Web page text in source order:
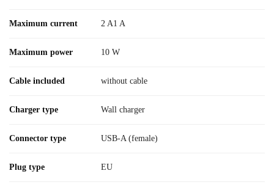
Maximum current 2 A1 A
Maximum power 10 W
Cable included without cable
Charger type Wall charger
Connector type USB-A (female)
Plug type EU